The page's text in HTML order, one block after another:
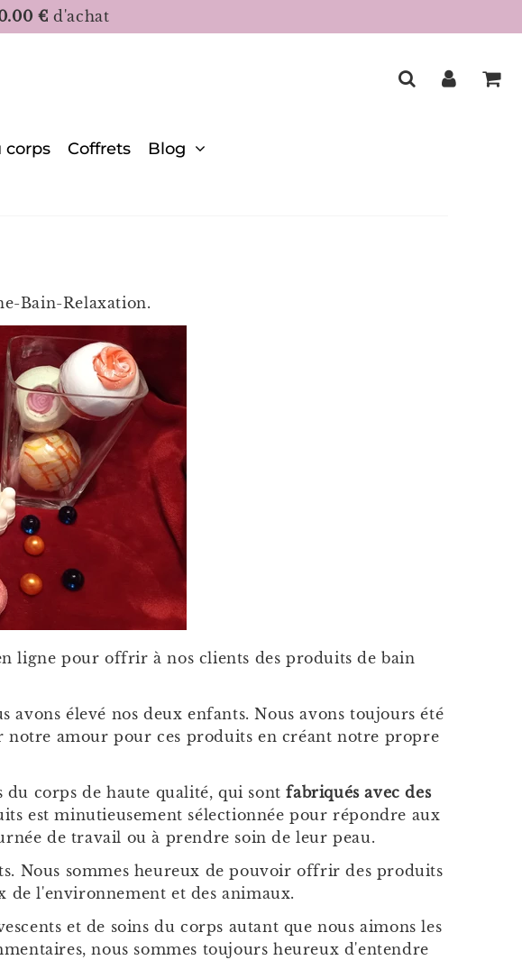
€ d'achat
corps Coffrets Blog
Bain-Relaxation.
ligne pour offrir à nos clients des produits de bain
avons élevé nos deux enfants. Nous avons toujours été
notre amour pour ces produits en créant notre propre
du corps de haute qualité, qui sontfabriqués avec des
est minutieusement sélectionnée pour répondre aux
de travail ou à prendre soin de leur peau.
Nous sommes heureux de pouvoir offrir des produits
de l'environnement et des animaux.
et de soins du corps autant que nous aimons les
nous sommes toujours heureux d'entendre